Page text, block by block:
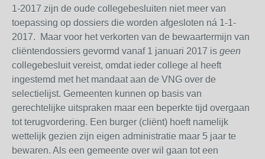
1-2017 zijn de oude collegebesluiten niet meer van
toepassing op dossiers die worden afgesloten ná 1-1-
2017.
Maar voor het verkorten van de bewaartermijn van
cliëntendossiers gevormd vanaf 1 januari 2017 is geen
collegebesluit vereist, omdat ieder college al heeft
ingestemd met het mandaat aan de VNG over de
selectielijst. Gemeenten kunnen op basis van
gerechtelijke uitspraken maar een beperkte tijd overgaan
tot terugvordering. Een burger (cliënt) hoeft namelijk
wettelijk gezien zijn eigen administratie maar 5 jaar te
bewaren. Als een gemeente over wil gaan tot een